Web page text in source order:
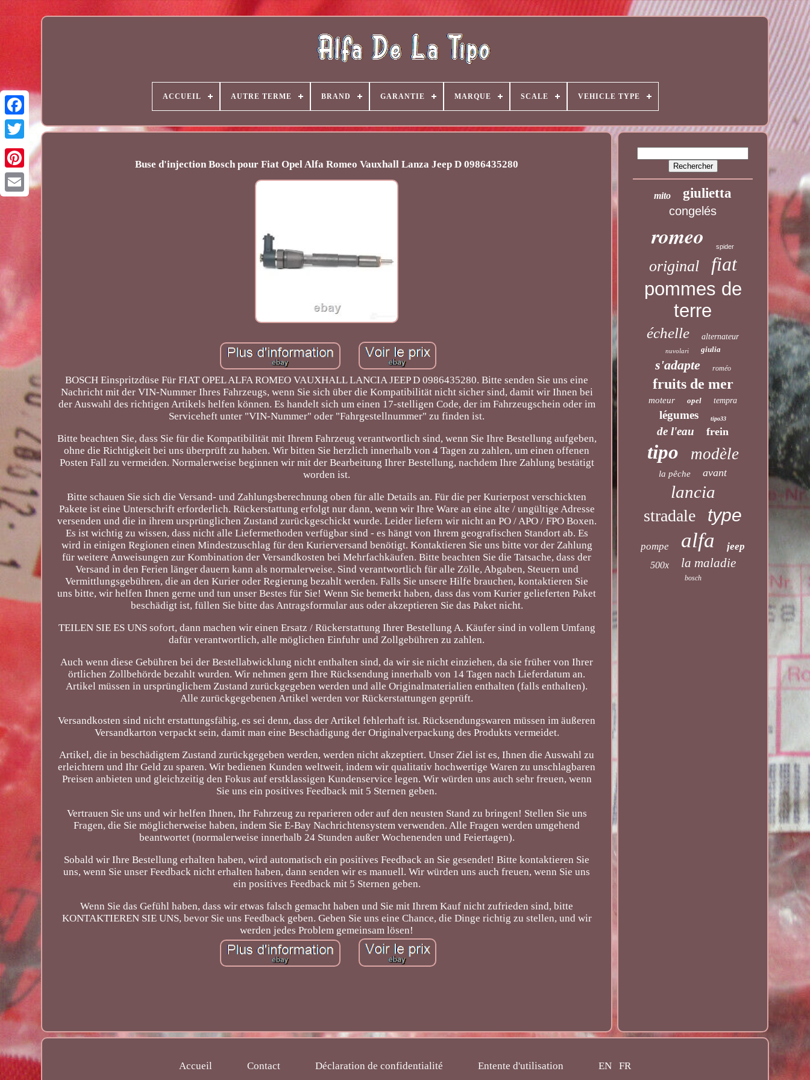
Email
ACCUEIL AUTRE TERME BRAND GARANTIE MARQUE SCALE VEHICLE TYPE
Buse d'injection Bosch pour Fiat Opel Alfa Romeo Vauxhall Lanza Jeep D 0986435280
BOSCH Einspritzdüse Für FIAT OPEL ALFA ROMEO VAUXHALL LANCIA JEEP D 0986435280. Bitte senden Sie uns eine
Nachricht mit der VIN-Nummer Ihres Fahrzeugs, wenn Sie sich über die Kompatibilität nicht sicher sind, damit wir Ihnen bei
der Auswahl des richtigen Artikels helfen können. Es handelt sich um einen 17-stelligen Code, der im Fahrzeugschein oder im
Serviceheft unter "VIN-Nummer" oder "Fahrgestellnummer" zu finden ist.
Bitte beachten Sie, dass Sie für die Kompatibilität mit Ihrem Fahrzeug verantwortlich sind, wenn Sie Ihre Bestellung aufgeben,
ohne die Richtigkeit bei uns überprüft zu haben. Wir bitten Sie herzlich innerhalb von 4 Tagen zu zahlen, um einen offenen
Posten Fall zu vermeiden. Normalerweise beginnen wir mit der Bearbeitung Ihrer Bestellung, nachdem Ihre Zahlung bestätigt
worden ist.
Bitte schauen Sie sich die Versand- und Zahlungsberechnung oben für alle Details an. Für die per Kurierpost verschickten
Pakete ist eine Unterschrift erforderlich. Rückerstattung erfolgt nur dann, wenn wir Ihre Ware an eine alte / ungültige Adresse
versenden und die in ihrem ursprünglichen Zustand zurückgeschickt wurde. Leider liefern wir nicht an PO / APO / FPO Boxen.
Es ist wichtig zu wissen, dass nicht alle Liefermethoden verfügbar sind - es hängt von Ihrem geografischen Standort ab. Es
wird in einigen Regionen einen Mindestzuschlag für den Kurierversand benötigt. Kontaktieren Sie uns bitte vor der Zahlung
für weitere Anweisungen zur Kombination der Versandkosten bei Mehrfachkäufen. Bitte beachten Sie die Tatsache, dass der
Versand in den Ferien länger dauern kann als normalerweise. Sind verantwortlich für alle Zölle, Abgaben, Steuern und
Vermittlungsgebühren, die an den Kurier oder Regierung bezahlt werden. Falls Sie unsere Hilfe brauchen, kontaktieren Sie
uns bitte, wir helfen Ihnen gerne und tun unser Bestes für Sie! Wenn Sie bemerkt haben, dass das vom Kurier gelieferten Paket
beschädigt ist, füllen Sie bitte das Antragsformular aus oder akzeptieren Sie das Paket nicht.
TEILEN SIE ES UNS sofort, dann machen wir einen Ersatz / Rückerstattung Ihrer Bestellung A. Käufer sind in vollem Umfang
dafür verantwortlich, alle möglichen Einfuhr und Zollgebühren zu zahlen.
Auch wenn diese Gebühren bei der Bestellabwicklung nicht enthalten sind, da wir sie nicht einziehen, da sie früher von Ihrer
örtlichen Zollbehörde bezahlt wurden. Wir nehmen gern Ihre Rücksendung innerhalb von 14 Tagen nach Lieferdatum an.
Artikel müssen in ursprünglichem Zustand zurückgegeben werden und alle Originalmaterialien enthalten (falls enthalten).
Alle zurückgegebenen Artikel werden vor Rückerstattungen geprüft.
Versandkosten sind nicht erstattungsfähig, es sei denn, dass der Artikel fehlerhaft ist. Rücksendungswaren müssen im äußeren
Versandkarton verpackt sein, damit man eine Beschädigung der Originalverpackung des Produkts vermeidet.
Artikel, die in beschädigtem Zustand zurückgegeben werden, werden nicht akzeptiert. Unser Ziel ist es, Ihnen die Auswahl zu
erleichtern und Ihr Geld zu sparen. Wir bedienen Kunden weltweit, indem wir qualitativ hochwertige Waren zu unschlagbaren
Preisen anbieten und gleichzeitig den Fokus auf erstklassigen Kundenservice legen. Wir würden uns auch sehr freuen, wenn
Sie uns ein positives Feedback mit 5 Sternen geben.
Vertrauen Sie uns und wir helfen Ihnen, Ihr Fahrzeug zu reparieren oder auf den neusten Stand zu bringen! Stellen Sie uns
Fragen, die Sie möglicherweise haben, indem Sie E-Bay Nachrichtensystem verwenden. Alle Fragen werden umgehend
beantwortet (normalerweise innerhalb 24 Stunden außer Wochenenden und Feiertagen).
Sobald wir Ihre Bestellung erhalten haben, wird automatisch ein positives Feedback an Sie gesendet! Bitte kontaktieren Sie
uns, wenn Sie unser Feedback nicht erhalten haben, dann senden wir es manuell. Wir würden uns auch freuen, wenn Sie uns
ein positives Feedback mit 5 Sternen geben.
Wenn Sie das Gefühl haben, dass wir etwas falsch gemacht haben und Sie mit Ihrem Kauf nicht zufrieden sind, bitte
KONTAKTIEREN SIE UNS, bevor Sie uns Feedback geben. Geben Sie uns eine Chance, die Dinge richtig zu stellen, und wir
werden jedes Problem gemeinsam lösen!
mito giulietta
congelés
romeo spider
original fiat
pommes de
terre
échelle alternateur
nuvolari giulia
s'adapte roméo
fruits de mer
moteur opel tempra
légumes tipo33
de l'eau frein
tipo modèle
la pêche avant
lancia
stradale type
pompe alfa jeep
500x la maladie
bosch
Accueil Contact Déclaration de confidentialité Entente d'utilisation EN FR